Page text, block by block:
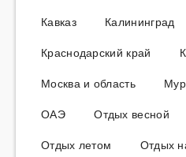
Кавказ
Калининград
Краснодарский край
Москва и область
ОАЭ
Отдых весной
Отдых летом
Отдых